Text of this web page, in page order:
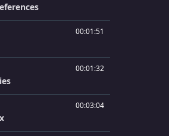
00:01:51
00:01:32
00:03:04